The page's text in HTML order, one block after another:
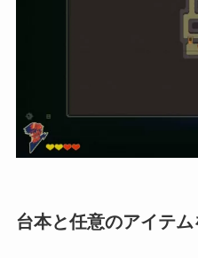
台本と任意のアイテ